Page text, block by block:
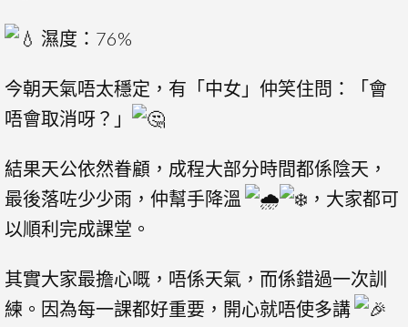
濕度：76%
今朝天氣唔太穩定，有「中女」仲笑住問：「會
唔會取消呀？」
結果天公依然眷顧，成程大部分時間都係陰天，
最後落咗少少雨，仲幫手降溫
，大家都可
以順利完成課堂。
其實大家最擔心嘅，唔係天氣，而係錯過一次訓
練。因為每一課都好重要，開心就唔使多講